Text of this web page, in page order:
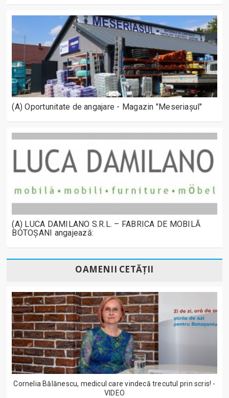
(A) Oportunitate de angajare - Magazin "Meseriașul"
(A) LUCA DAMILANO S.R.L. – FABRICA DE MOBILĂ
BOTOȘANI angajează:
OAMENII CETĂȚII
Cornelia Bălănescu, medicul care vindecă trecutul prin scris! -
VIDEO